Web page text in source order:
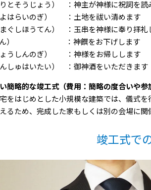
りとそうじょう） ：神主が神様に祝詞を読
よはらいのぎ） ：土地を祓い清めます
まぐしほうてん） ：玉串を神様に奉り拝礼
せん） ：神饌をお下げします
ょうしんのぎ） ：神様をお帰しします
んしゅはいたい） ：御神酒をいただきます
簡略的な竣工式（費用：簡略の度合いや参
をはじめとした小規模な建築では、儀式
るため、完成した家もしくは別の会場に
竣工式で